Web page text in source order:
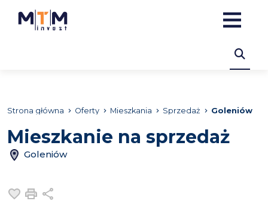
Strona główna Oferty Mieszkania Sprzedaż Goleniów
Mieszkanie na sprzedaż
Goleniów
Dodaj do ulubionych
Drukuj